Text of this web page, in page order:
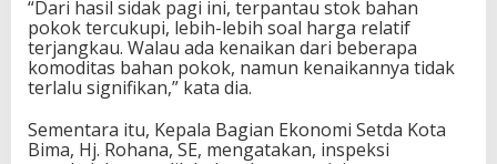
“Dari hasil sidak pagi ini, terpantau stok bahan
pokok tercukupi, lebih-lebih soal harga relatif
terjangkau. Walau ada kenaikan dari beberapa
komoditas bahan pokok, namun kenaikannya tidak
terlalu signifikan,” kata dia.
Sementara itu, Kepala Bagian Ekonomi Setda Kota
Bima, Hj. Rohana, SE, mengatakan, inspeksi